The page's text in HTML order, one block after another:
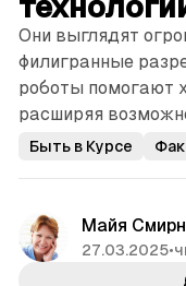
Они выглядят
филигранные
роботы помогают
расширяя
Быть в Курсе
Майя
27.03.2025•